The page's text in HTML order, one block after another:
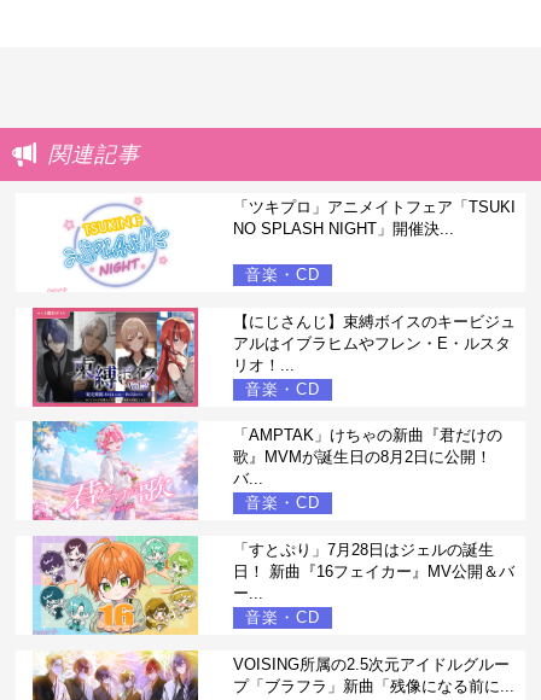
関連記事
「ツキプロ」アニメイトフェア「TSUKI
NO SPLASH NIGHT」開催決...
音楽・CD
【にじさんじ】束縛ボイスのキービジュ
アルはイブラヒムやフレン・E・ルスタ
リオ！...
音楽・CD
「AMPTAK」けちゃの新曲『君だけの
歌』MVMが誕生日の8月2日に公開！
バ...
音楽・CD
「すとぷり」7月28日はジェルの誕生
日！ 新曲『16フェイカー』MV公開＆バ
ー...
音楽・CD
VOISING所属の2.5次元アイドルグルー
プ「ブラフラ」新曲「残像になる前に...